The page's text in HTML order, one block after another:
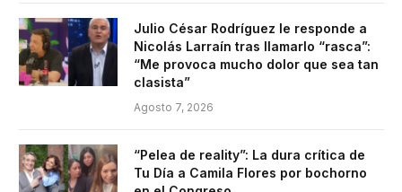
Julio César Rodríguez le responde a
Nicolás Larraín tras llamarlo “rasca”:
“Me provoca mucho dolor que sea tan
clasista”
Agosto 7, 2026
“Pelea de reality”: La dura crítica de
Tu Día a Camila Flores por bochorno